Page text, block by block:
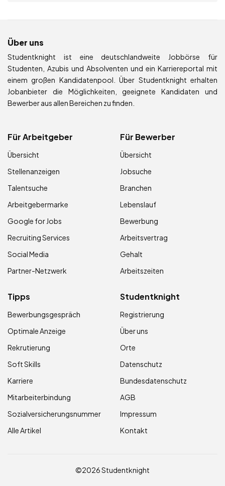
Über uns
Studentknight ist eine deutschlandweite Jobbörse für
Studenten, Azubis und Absolventen und ein Karriereportal mit
einem großen Kandidatenpool. Über Studentknight erhalten
Jobanbieter die Möglichkeiten, geeignete Kandidaten und
Bewerber aus allen Bereichen zu finden.
Für Arbeitgeber
Übersicht
Stellenanzeigen
Talentsuche
Arbeitgebermarke
Google for Jobs
Recruiting Services
Social Media
Partner-Netzwerk
Für Bewerber
Übersicht
Jobsuche
Branchen
Lebenslauf
Bewerbung
Arbeitsvertrag
Gehalt
Arbeitszeiten
Tipps
Bewerbungsgespräch
Optimale Anzeige
Rekrutierung
Soft Skills
Karriere
Mitarbeiterbindung
Sozialversicherungsnummer
Alle Artikel
Studentknight
Registrierung
Über uns
Orte
Datenschutz
Bundesdatenschutz
AGB
Impressum
Kontakt
©2026 Studentknight